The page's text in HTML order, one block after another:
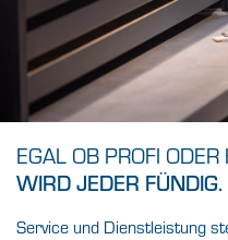
EGAL OB PROFI
WIRD JEDER FÜNDIG.
Service und Dienstleistung